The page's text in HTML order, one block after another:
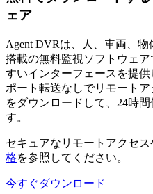
ェア
Agent DVRは、人、車両、
搭載の無料監視ソフトウェ
すいインターフェースを提供
ポート転送なしでリモート
をダウンロードして、24時
す。
セキュアなリモートアクセス
格を参照してください。
今すぐダウンロード